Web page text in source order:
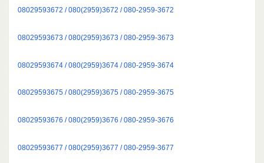
08029593672 / 080(2959)3672 / 080-2959-3672
08029593673 / 080(2959)3673 / 080-2959-3673
08029593674 / 080(2959)3674 / 080-2959-3674
08029593675 / 080(2959)3675 / 080-2959-3675
08029593676 / 080(2959)3676 / 080-2959-3676
08029593677 / 080(2959)3677 / 080-2959-3677